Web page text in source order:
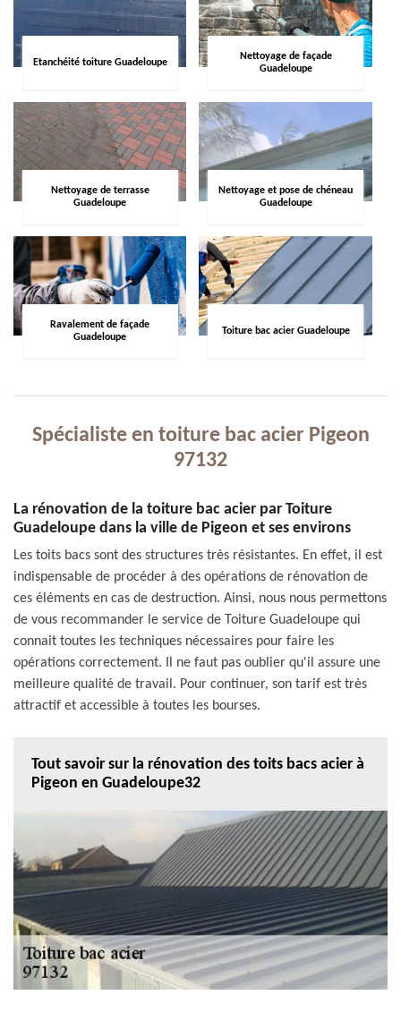
Etanchéité toiture Guadeloupe
Nettoyage de façade
Guadeloupe
Nettoyage de terrasse
Guadeloupe
Nettoyage et pose de chéneau
Guadeloupe
Ravalement de façade
Guadeloupe
Toiture bac acier Guadeloupe
Spécialiste en toiture bac acier Pigeon
97132
La rénovation de la toiture bac acier par Toiture
Guadeloupe dans la ville de Pigeon et ses environs
Les toits bacs sont des structures très résistantes. En effet, il est
indispensable de procéder à des opérations de rénovation de
ces éléments en cas de destruction. Ainsi, nous nous permettons
de vous recommander le service de Toiture Guadeloupe qui
connait toutes les techniques nécessaires pour faire les
opérations correctement. Il ne faut pas oublier qu'il assure une
meilleure qualité de travail. Pour continuer, son tarif est très
attractif et accessible à toutes les bourses.
Tout savoir sur la rénovation des toits bacs acier à
Pigeon en Guadeloupe32